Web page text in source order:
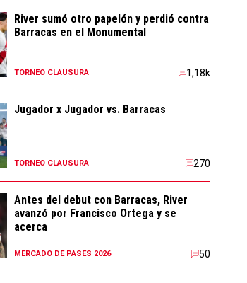
River sumó otro papelón y perdió contra
Barracas en el Monumental
TORNEO CLAUSURA 1,18k
Jugador x Jugador vs. Barracas
TORNEO CLAUSURA 270
Antes del debut con Barracas, River
avanzó por Francisco Ortega y se
acerca
MERCADO DE PASES 2026 50